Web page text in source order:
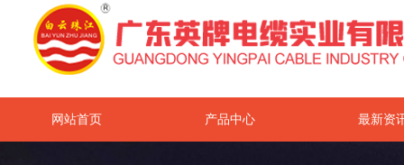
网站首页 产品中心 最新资